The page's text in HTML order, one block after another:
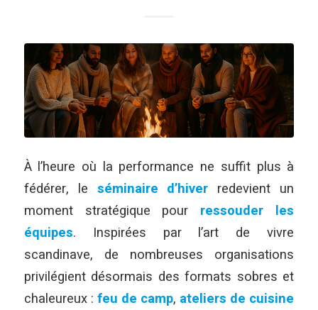
À l’heure où la performance ne suffit plus à
fédérer, le séminaire d’hiver redevient un
moment stratégique pour ressouder les
équipes. Inspirées par l’art de vivre
scandinave, de nombreuses organisations
privilégient désormais des formats sobres et
chaleureux : feu de camp, ateliers de cuisine